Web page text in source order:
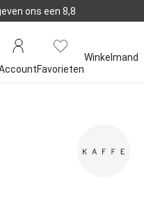
ons een 8,8
Favorieten
Winkelmand